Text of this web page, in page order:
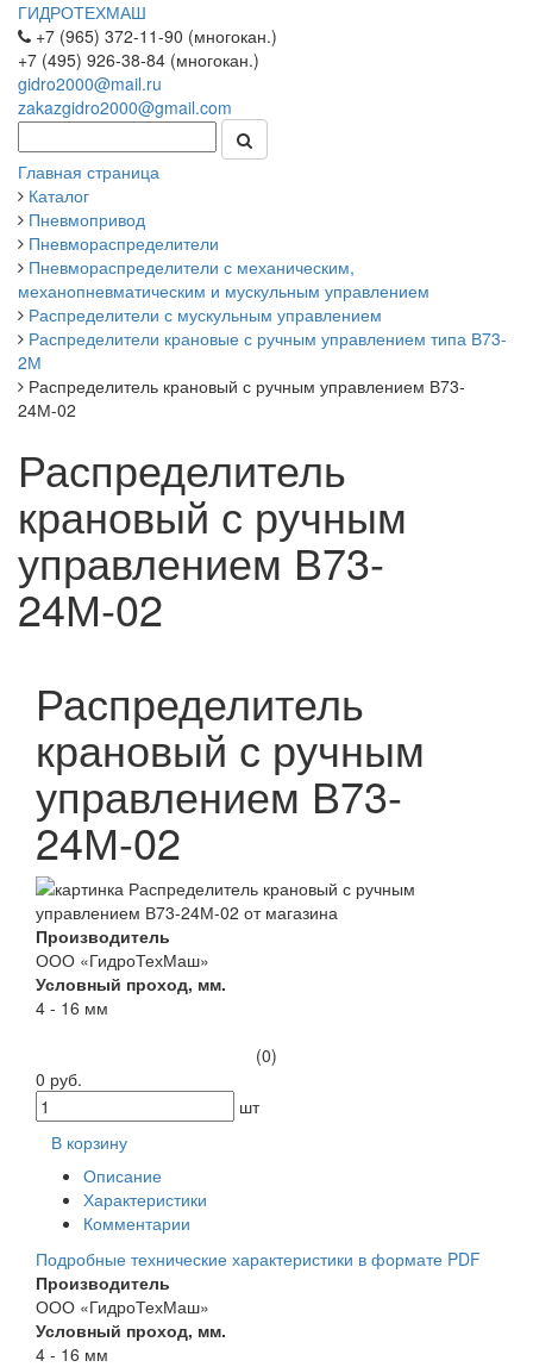
ГИДРОТЕХМАШ
+7 (965) 372-11-90 (многокан.)
+7 (495) 926-38-84 (многокан.)
gidro2000@mail.ru
zakazgidro2000@gmail.com
Главная страница
Каталог
Пневмопривод
Пневмораспределители
Пневмораспределители с механическим,
механопневматическим и мускульным управлением
Распределители с мускульным управлением
Распределители крановые с ручным управлением типа В73-
2М
Распределитель крановый с ручным управлением В73-
24М-02
Распределитель
крановый с ручным
управлением В73-
24М-02
Распределитель
крановый с ручным
управлением В73-
24М-02
Производитель
ООО «ГидроТехМаш»
Условный проход, мм.
4 - 16 мм
(0)
0 руб.
шт
В корзину
Описание
Характеристики
Комментарии
Подробные технические характеристики в формате PDF
Производитель
ООО «ГидроТехМаш»
Условный проход, мм.
4 - 16 мм